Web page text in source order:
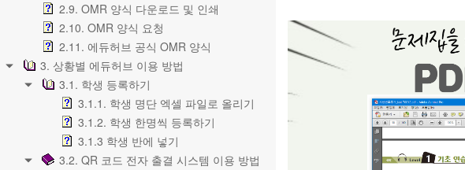
2.9. OMR 양식 다운로드 및 인쇄
2.10. OMR 양식 요청
2.11. 에듀허브 공식 OMR 양식
3. 상황별 에듀허브 이용 방법
3.1. 학생 등록하기
3.1.1. 학생 명단 엑셀 파일로 올리기
3.1.2. 학생 한명씩 등록하기
3.1.3 학생 반에 넣기
3.2. QR 코드 전자 출결 시스템 이용 방법